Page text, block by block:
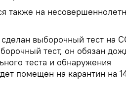
также на
выборочный тест на
тест, он обязан
теста и обнаружения
помещен на карантин на